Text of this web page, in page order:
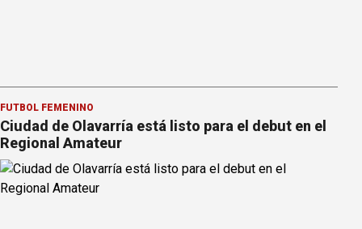
FÚTBOL FEMENINO
Ciudad de Olavarría está listo para el debut en el
Regional Amateur